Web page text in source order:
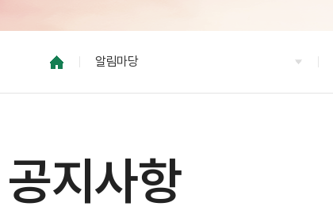
알림마당
공지사항